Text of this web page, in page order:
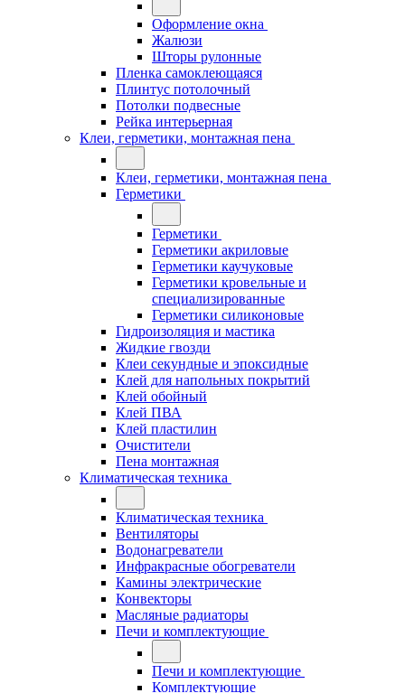
Оформление окна
Жалюзи
Шторы рулонные
Пленка самоклеющаяся
Плинтус потолочный
Потолки подвесные
Рейка интерьерная
Клеи, герметики, монтажная пена
Клеи, герметики, монтажная пена
Герметики
Герметики
Герметики акриловые
Герметики каучуковые
Герметики кровельные и
специализированные
Герметики силиконовые
Гидроизоляция и мастика
Жидкие гвозди
Клеи секундные и эпоксидные
Клей для напольных покрытий
Клей обойный
Клей ПВА
Клей пластилин
Очистители
Пена монтажная
Климатическая техника
Климатическая техника
Вентиляторы
Водонагреватели
Инфракрасные обогреватели
Камины электрические
Конвекторы
Масляные радиаторы
Печи и комплектующие
Печи и комплектующие
Комплектующие